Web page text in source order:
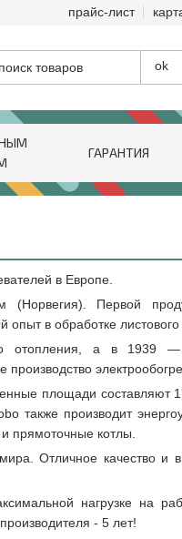
прайс-лист
ГАРАНТИЯ
в Европе.
Первой
опыт в обработке листового
отопления, а в 1939 —
площади составляют
также производит
прямоточные котлы.
Отличное качество и
нагрузке на
- 5 лет!